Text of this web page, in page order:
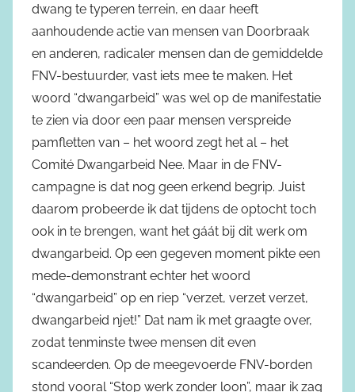
dwang te typeren terrein, en daar heeft
aanhoudende actie van mensen van Doorbraak
en anderen, radicaler mensen dan de gemiddelde
FNV-bestuurder, vast iets mee te maken. Het
woord “dwangarbeid” was wel op de manifestatie
te zien via door een paar mensen verspreide
pamfletten van – het woord zegt het al – het
Comité Dwangarbeid Nee. Maar in de FNV-
campagne is dat nog geen erkend begrip. Juist
daarom probeerde ik dat tijdens de optocht toch
ook in te brengen, want het gáát bij dit werk om
dwangarbeid. Op een gegeven moment pikte een
mede-demonstrant echter het woord
“dwangarbeid” op en riep “verzet, verzet verzet,
dwangarbeid njet!” Dat nam ik met graagte over,
zodat tenminste twee mensen dit even
scandeerden. Op de meegevoerde FNV-borden
stond vooral “Stop werk zonder loon”, maar ik zag